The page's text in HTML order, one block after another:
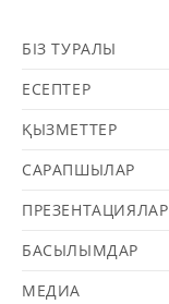
БІЗ ТУРАЛЫ
ЕСЕПТЕР
ҚЫЗМЕТТЕР
САРАПШЫЛАР
ПРЕЗЕНТАЦИЯЛАР
БАСЫЛЫМДАР
МЕДИА